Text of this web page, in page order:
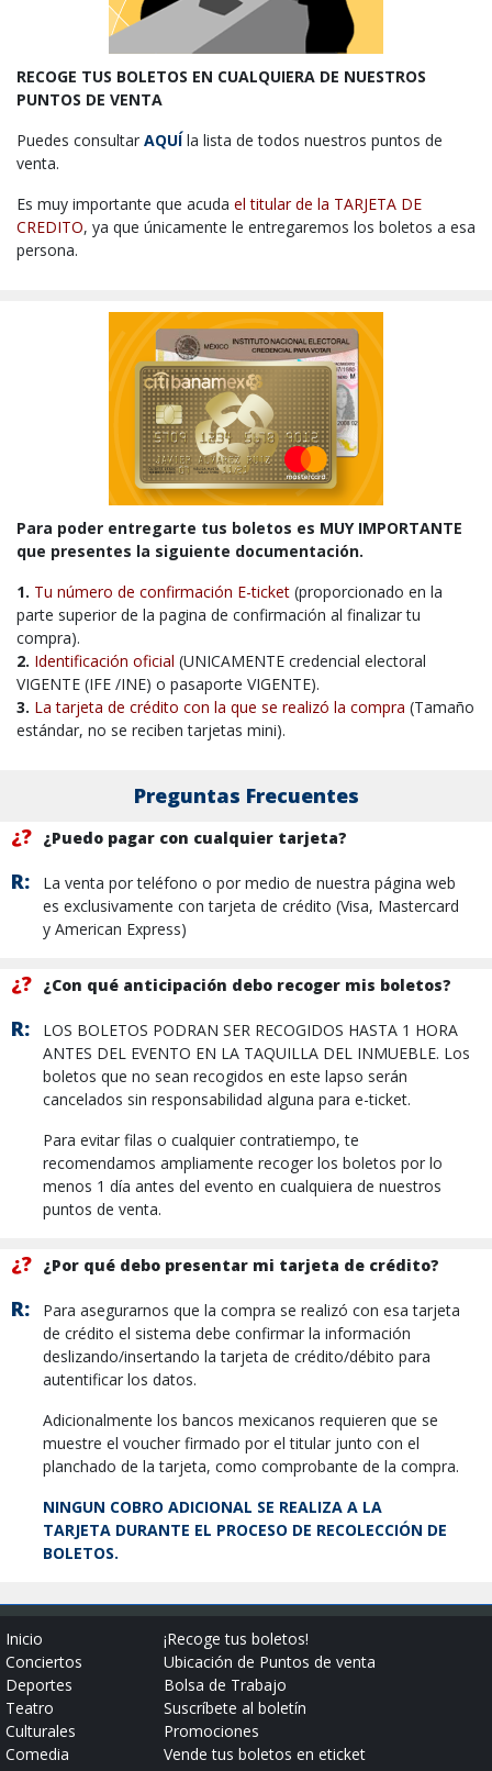
RECOGE TUS BOLETOS EN CUALQUIERA DE NUESTROS
PUNTOS DE VENTA
Puedes consultar AQUÍ la lista de todos nuestros puntos de
venta.
Es muy importante que acuda el titular de la TARJETA DE
CREDITO, ya que únicamente le entregaremos los boletos a esa
persona.
Para poder entregarte tus boletos es MUY IMPORTANTE
que presentes la siguiente documentación.
1. Tu número de confirmación E-ticket (proporcionado en la
parte superior de la pagina de confirmación al finalizar tu
compra).
2. Identificación oficial (UNICAMENTE credencial electoral
VIGENTE (IFE /INE) o pasaporte VIGENTE).
3. La tarjeta de crédito con la que se realizó la compra (Tamaño
estándar, no se reciben tarjetas mini).
Preguntas Frecuentes
¿? ¿Puedo pagar con cualquier tarjeta?
R:
La venta por teléfono o por medio de nuestra página web
es exclusivamente con tarjeta de crédito (Visa, Mastercard
y American Express)
¿? ¿Con qué anticipación debo recoger mis boletos?
R:
LOS BOLETOS PODRAN SER RECOGIDOS HASTA 1 HORA
ANTES DEL EVENTO EN LA TAQUILLA DEL INMUEBLE. Los
boletos que no sean recogidos en este lapso serán
cancelados sin responsabilidad alguna para e-ticket.
Para evitar filas o cualquier contratiempo, te
recomendamos ampliamente recoger los boletos por lo
menos 1 día antes del evento en cualquiera de nuestros
puntos de venta.
¿? ¿Por qué debo presentar mi tarjeta de crédito?
R:
Para asegurarnos que la compra se realizó con esa tarjeta
de crédito el sistema debe confirmar la información
deslizando/insertando la tarjeta de crédito/débito para
autentificar los datos.
Adicionalmente los bancos mexicanos requieren que se
muestre el voucher firmado por el titular junto con el
planchado de la tarjeta, como comprobante de la compra.
NINGUN COBRO ADICIONAL SE REALIZA A LA
TARJETA DURANTE EL PROCESO DE RECOLECCIÓN DE
BOLETOS.
Inicio
Conciertos
Deportes
Teatro
Culturales
Comedia
¡Recoge tus boletos!
Ubicación de Puntos de venta
Bolsa de Trabajo
Suscríbete al boletín
Promociones
Vende tus boletos en eticket